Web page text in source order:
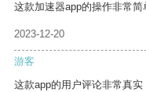
这款加速器app的操作非常简
2023-12-20
游客
这款app的用户评论非常真实